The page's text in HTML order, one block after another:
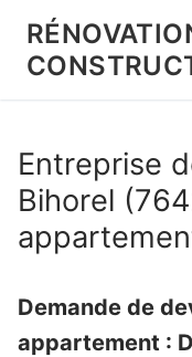
contenu
Entreprise
Bihorel
Demande de
appartement :